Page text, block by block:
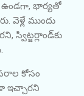
ఉండగా, భార్యతో
వెళ్లే ముందు
స్విట్జర్లాండ్‌కు
కోసం
ఇచ్చారని